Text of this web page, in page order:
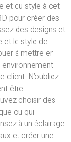
et du style à cet
pour créer des
des designs et
et le style de
à mettre en
client. N’oubliez
être
choisir des
ou qui
à un éclairage
et créer une